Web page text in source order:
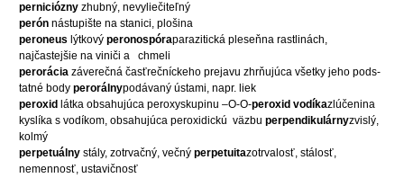
perniciózny zhubný, nevyliečiteľný
perón nástupište na stanici, plošina
peroneus lýtkový peronospóraparazitická pleseňna rastlinách,
najčastejšie na viniči a
chmeli
perorácia záverečná časťrečníckeho prejavu zhrňujúca všetky jeho pods-
tatné body perorálnypodávaný ústami, napr. liek
peroxid látka obsahujúca peroxyskupinu –O-O-peroxid vodíkazlúčenina
kyslíka s vodíkom, obsahujúca peroxidickú väzbu perpendikulárnyzvislý,
kolmý
perpetuálny stály, zotrvačný, večný perpetuitazotrvalosť, stálosť,
nemennosť, ustavičnosť